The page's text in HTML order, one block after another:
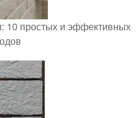
10 простых и эффективных